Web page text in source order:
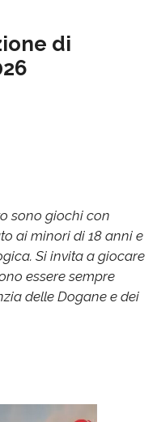
di
sono giochi con
ai minori di 18 anni e
Si invita a giocare
essere sempre
delle Dogane e dei